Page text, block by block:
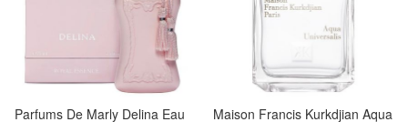
Parfums De Marly Delina Eau
Maison Francis Kurkdjian Aqua